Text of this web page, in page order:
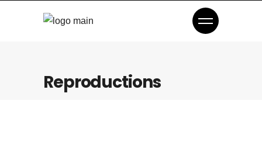
Reproductions